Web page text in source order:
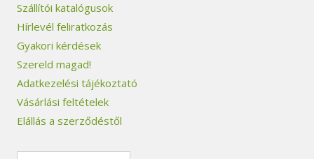
Szállítói katalógusok
Hírlevél feliratkozás
Gyakori kérdések
Szereld magad!
Adatkezelési tájékoztató
Vásárlási feltételek
Elállás a szerződéstől